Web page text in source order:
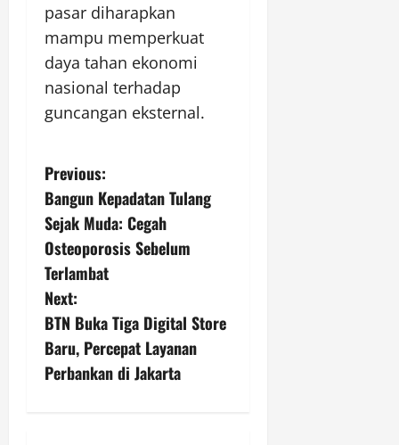
pasar diharapkan
mampu memperkuat
daya tahan ekonomi
nasional terhadap
guncangan eksternal.
P
o
s
t
n
a
Previous:
Bangun Kepadatan Tulang
Sejak Muda: Cegah
Osteoporosis Sebelum
Terlambat
Next:
BTN Buka Tiga Digital Store
Baru, Percepat Layanan
Perbankan di Jakarta